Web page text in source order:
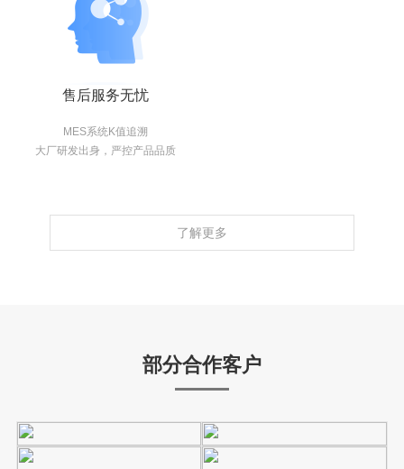
售后服务无忧
MES系统K值追溯
大厂研发出身，严控产品品质
了解更多
部分合作客户